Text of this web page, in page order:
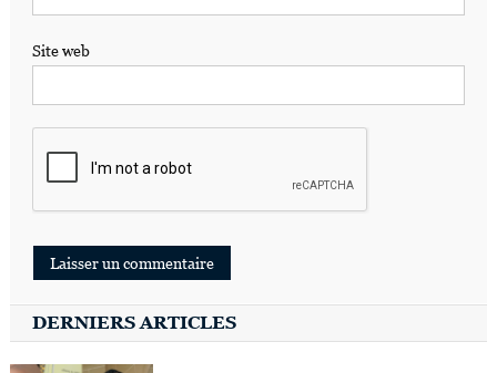
Site web
DERNIERS ARTICLES